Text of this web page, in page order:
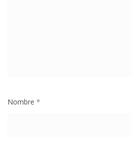
Nombre *